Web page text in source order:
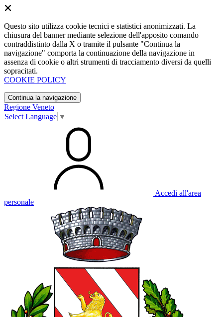
Questo sito utilizza cookie tecnici e statistici anonimizzati. La
chiusura del banner mediante selezione dell'apposito comando
contraddistinto dalla X o tramite il pulsante "Continua la
navigazione" comporta la continuazione della navigazione in
assenza di cookie o altri strumenti di tracciamento diversi da quelli
sopracitati.
COOKIE POLICY
Continua la navigazione
Regione Veneto
Select Language ▼
Accedi all'area
personale